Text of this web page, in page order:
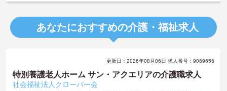
あなたにおすすめの介護・福祉求人
更新日：2026年08月06日 求人番号：9069656
特別養護老人ホーム サン・アクエリアの介護職求人
社会福祉法人クローバー会